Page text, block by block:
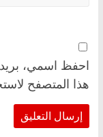
احفظ اسمي،
هذا المتصفح